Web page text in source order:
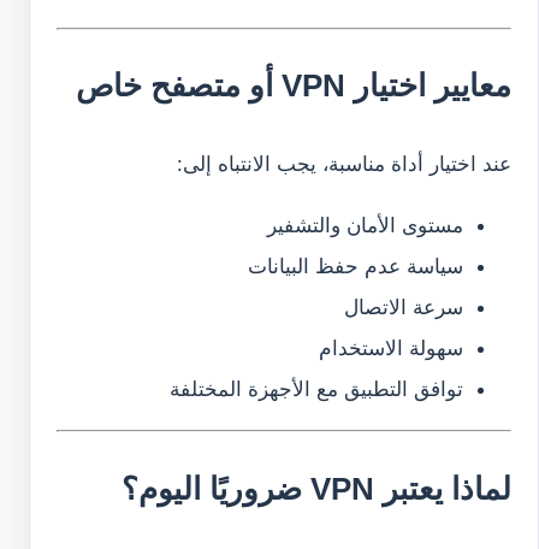
معايير اختيار VPN أو متصفح خاص
عند اختيار أداة مناسبة، يجب الانتباه إلى:
مستوى الأمان والتشفير
سياسة عدم حفظ البيانات
سرعة الاتصال
سهولة الاستخدام
توافق التطبيق مع الأجهزة المختلفة
لماذا يعتبر VPN ضروريًا اليوم؟